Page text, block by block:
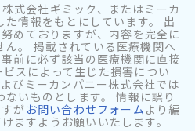
式会社ギミック、またはミーカ
情報をもとにしています。 出
めておりますが、内容を完全に
。 掲載されている医療機関へ
前に必ず該当の医療機関に直接
スによって生じた損害につい
びミーカンパニー株式会社では
いものとします。 情報に誤り
が お問い合わせフォーム より編
ますようお願いいたします。